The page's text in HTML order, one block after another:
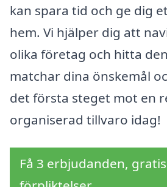
kan spara tid och ge dig
hem. Vi hjälper dig att
olika företag och hitta
matchar dina önskemål
det första steget mot en
organiserad tillvaro idag!
Få 3 erbjudanden,